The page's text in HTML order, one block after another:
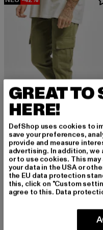
URBAN CLASSICS
Washed Cargo Twill
34,79 EUR
Derzeitiger Preis: 34,79
59,99 EUR
GREAT TO
HERE!
DefShop uses cookies to
save your preferences,
provide and measure
advertising. In addition,
or to use cookies. This
your data in the USA or
the EU data protection
this, click on "Custom
agree to this. Data